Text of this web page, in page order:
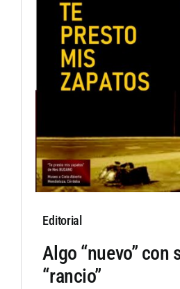
Artículos por autor
Artículos por sección
Editorial
Algo “nuevo” con
“rancio”